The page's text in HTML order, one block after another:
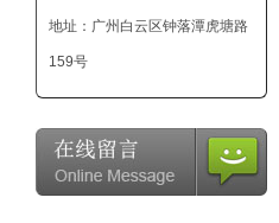
地址：广州白云区钟落潭虎塘路
159号